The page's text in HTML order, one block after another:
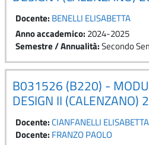
Docente: BENELLI ELISABETTA
Anno accademico: 2024-2025
Semestre / Annualità:Secondo
B031526 (B220) -
DESIGN II
Docente:CIANFANELLI ELISABETTA
Docente: FRANZO PAOLO